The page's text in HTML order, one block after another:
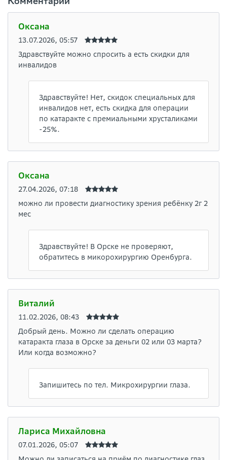
Оксана
13.07.2026, 05:57
Здравствуйте можно спросить а есть скидки для
инвалидов
Здравствуйте! Нет, скидок специальных для
инвалидов нет, есть скидка для операции
по катаракте с премиальными хрусталиками
-25%.
Оксана
27.04.2026, 07:18
можно ли провести диагностику зрения ребёнку 2г 2
мес
Здравствуйте! В Орске не проверяют,
обратитесь в микорохирургию Оренбурга.
Виталий
11.02.2026, 08:43
Добрый день. Можно ли сделать операцию
катаракта глаза в Орске за деньги 02 или 03 марта?
Или когда возможно?
Запишитесь по тел. Микрохирургии глаза.
Лариса Михайловна
07.01.2026, 05:07